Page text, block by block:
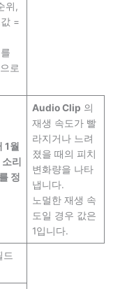
위,
=
로
1월
리
정
Audio Clip 의
재생 속도가 빨
라지거나 느려
졌을 때의 피치
변화량을 나타
냅니다.
노멀한 재생 속
도일 경우 값은
1입니다.
드